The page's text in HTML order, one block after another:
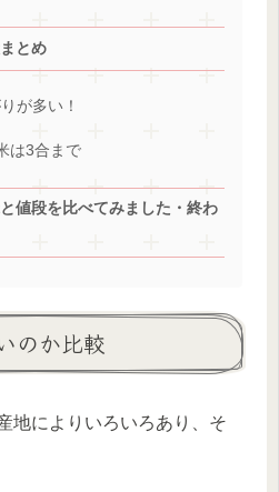
とめ
が多い！
は3合まで
値段を比べてみました・終わ
のか比較
地によりいろいろあり、そ